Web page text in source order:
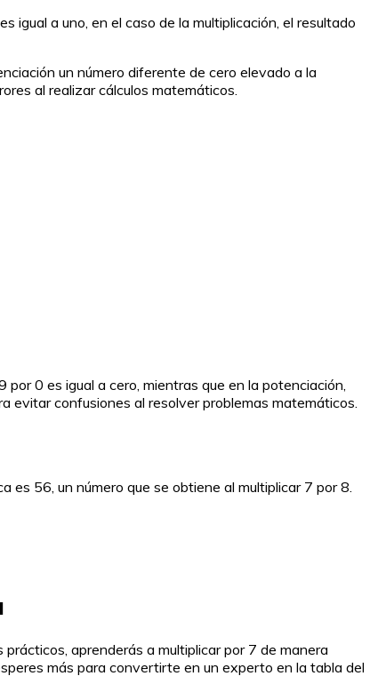
igual a uno, en el caso de la multiplicación, el resultado
un número diferente de cero elevado a la
al realizar cálculos matemáticos.
0 es igual a cero, mientras que en la potenciación,
evitar confusiones al resolver problemas matemáticos.
56, un número que se obtiene al multiplicar 7 por 8.
aprenderás a multiplicar por 7 de manera
más para convertirte en un experto en la tabla del